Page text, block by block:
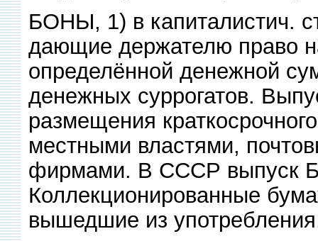
БОНЫ, 1) в капиталистич.
дающие держателю право
определённой денежной
денежных суррогатов.
размещения
местными властями,
фирмами. В СССР выпуск
Коллекционированные
вышедшие из